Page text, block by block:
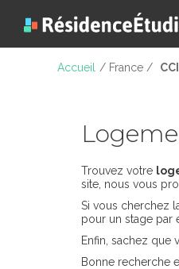
Accueil / France /
Trouvez votre
site, nous vous
Si vous cherchez
pour un stage par
Enfin, sachez
Bonne recherche